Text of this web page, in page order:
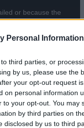
Personal Information
third parties, or
by us, please use the
your opt-out request
on personal information
your opt-out. You may
by third parties on
disclosed by us to third
or because the